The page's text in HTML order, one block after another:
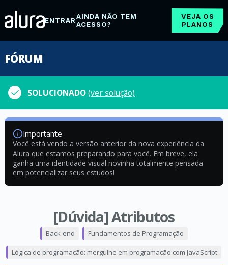
ENTRARAINDA NÃO TEM
ACESSO?
VEJA OS
PLANOS
FÓRUM
SOLUCIONADO(ver solução)
Importante
Você está vendo a versão anterior da nova experiência da
Alura que estamos preparando para você. Em breve, ela
ganha uma identidade visual novinha totalmente pensada
em potencializar seus estudos!
[Dúvida] Atributos
Back-end Fundamentos de Programação
Lógica de programação: mergulhe em programação com JavaScript